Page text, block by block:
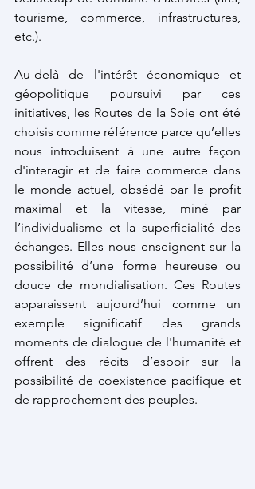
tourisme, commerce, infrastructures,
etc.).
Au-delà de l'intérêt économique et
géopolitique poursuivi par ces
initiatives, les Routes de la Soie ont été
choisis comme référence parce qu’elles
nous introduisent à une autre façon
d'interagir et de faire commerce dans
le monde actuel, obsédé par le profit
maximal et la vitesse, miné par
l’individualisme et la superficialité des
échanges. Elles nous enseignent sur la
possibilité d’une forme heureuse ou
douce de mondialisation. Ces Routes
apparaissent aujourd’hui comme un
exemple significatif des grands
moments de dialogue de l'humanité et
offrent des récits d’espoir sur la
possibilité de coexistence pacifique et
de rapprochement des peuples.